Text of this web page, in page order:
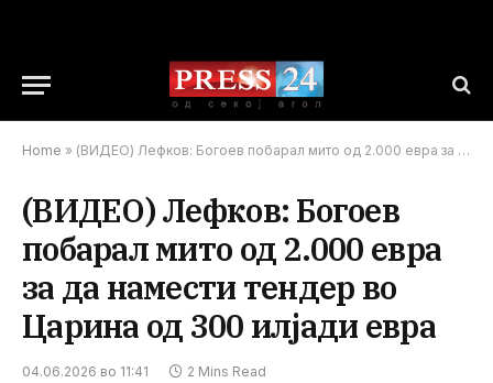
Home » (ВИДЕО) Лефков: Богоев побарал мито од 2.000 евра за да намести тендер во Царина од 300 илјади евра
(ВИДЕО) Лефков: Богоев
побарал мито од 2.000 евра
за да намести тендер во
Царина од 300 илјади евра
04.06.2026 во 11:41 2 Mins Read